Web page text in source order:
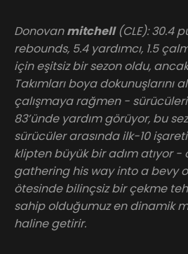
Donovanmitchell(CLE): 30.4
rebounds, 5.4 yardımcı, 1.5
için eşitsiz bir sezon oldu,
Takımları boya dokunuşlarını
çalışmaya rağmen -
83’ünde yardım görüyor, bu
sürücüler arasında ilk-10
klipten büyük bir adım atıyor
gathering his way into a bevy
ötesinde bilinçsiz bir çekme
sahip olduğumuz en dinamik
haline getirir.